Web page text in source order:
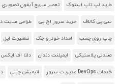
خرید لپ تاپ استوک تعمیر سریع آیفون
سی پی کالاف خرید سرور اچ پی طراحی سایت
چاپ روی چسب امداد خودرو جک تعمیرات اپل
صندلی پلاستیکی ایمپلنت دندان دلتا اف ایکس
خدمات DevOps مدیریت سرور انیمیشن چینی